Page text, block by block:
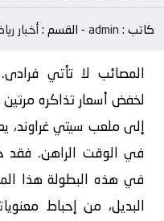
كاتب : admin
- القسم :أخبار
المصائب لا تأتي
لخفض أسعار تذاكره
إلى ملعب سيتي غراوند،
في الوقت الراهن. فقد
في هذه البطولة هذا
البديل، من إحباط